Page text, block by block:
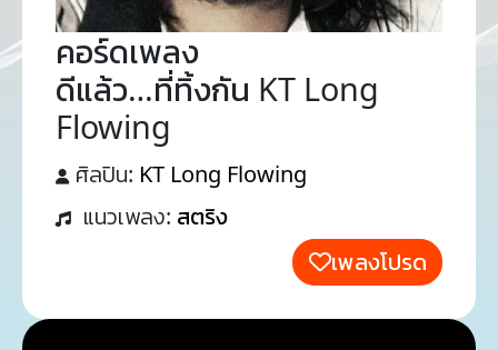
คอร์ดเพลง
ดีแล้ว…ที่ทิ้งกัน KT Long
Flowing
ศิลปิน: KT Long Flowing
แนวเพลง: สตริง
เพลงโปรด